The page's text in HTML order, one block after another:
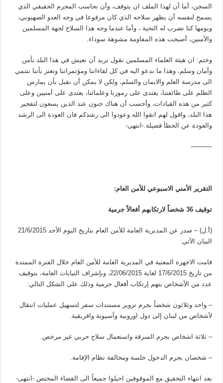
السجن، أما آن لهذا الملف ان يتوقف، وأن نحاسب المجرم الحقيقي الذي
يسمح لنفسه أن يظهر سلاحه الذي كان مرفوعا في وجه العدو الصهيوني،
ويومها كنا نضرب له التحية ، وأما عندما وجه هذا السلاح لجهة المسلمين
والآمنين، أصبحت هذه المقاومة مشوهة سوداء.
وختم: ان هيئة العلماء المسلمين تقول نريد أن نعيش في هذا البلد بأمن
وأمان وسلم، وهذا ما ندعو اليه في كل لقاءاتنا ومؤتمراتنا ونعتز بأننا ننتمي
الى مدرسة العلم والايمان والسلم، ولكن لا يمكن أن نقبل بأن يمارس
الظلم على طائفتنا، يعتدى على رموزنا وعلمائنا، يعتدى على أمنيين وعلى
كثير من هذه القيادات، وأحسب أن هناك جنون عند الذين يسعون لتفجير
هذا البلد، واقول لهم اتقوا الله وعودوا الى رشدكم فان العودة الى الرشد
والعودة عن الخطأ فضيلة.-انتهى-
———-
التقرير الأمني الاسبوعي للأمن العام:
توقيف 36 شخصاً لارتكابهم أفعالاً جرمية
(أ.ل) – صدر عن المديرية العامة للأمن العام بتاريخ اليوم الأحد 21/6/2015
البيان الآتي:
قامت الاجهزة المعنية في المديرية العامة للأمن العام خلال الفترة الممتدة
من تاريخ 17/6/2015 لغاية 22/06/2015، وبإشراف النيابات العامة، بتوقيف
عدد من الأشخاص بتهم إرتكاب أفعال جرمية وذلك على الشكل التالي:
– واحد وثلاثون شخصاً بجرم تزوير مستندات سفر لتسهيل عمليات انتقال
لأشخاص من لبنان إلى دول اوروبية وآسيوية وافريقية.
– ثلاثة اشخاص بجرم السرقة واستعمال سلاح حربي غير مرخص.
– شخصان بجرم الدخول خلسة ومخالفة نظام الإقامة.
بعد انتهاء التحقيق مع الموقوفين احيلوا جميعاً الى القضاء المختص.-انتهى-